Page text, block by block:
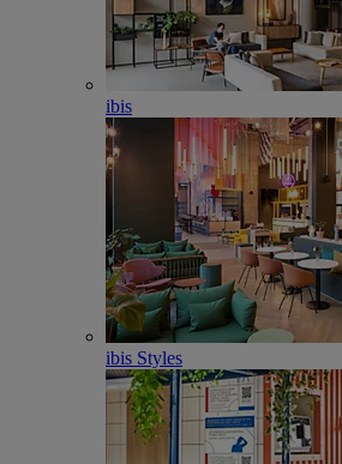
ibis
ibis Styles